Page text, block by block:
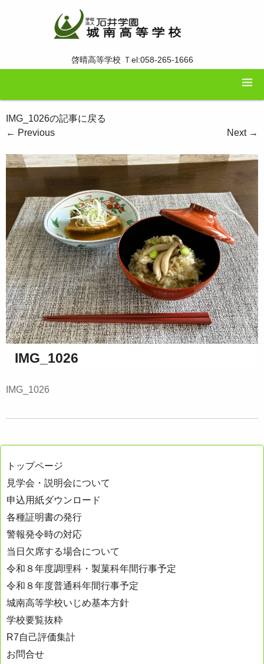
啓晴高等学校 Ｔel:058-265-1666
IMG_1026の記事に戻る
← Previous Next →
IMG_1026
IMG_1026
トップページ
見学会・説明会について
申込用紙ダウンロード
各種証明書の発行
警報発令時の対応
当日欠席する場合について
令和８年度調理科・製菓科年間行事予定
令和８年度普通科年間行事予定
城南高等学校いじめ基本方針
学校要覧抜粋
R7自己評価集計
お問合せ